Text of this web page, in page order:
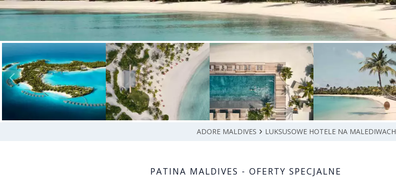
ADORE MALDIVES LUKSUSOWE HOTELE NA MALEDIWACH
PATINA MALDIVES - OFERTY SPECJALNE